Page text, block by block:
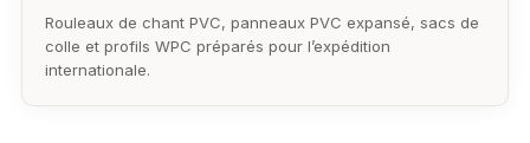
Rouleaux de chant PVC, panneaux PVC expansé, sacs de
colle et profils WPC préparés pour l’expédition
internationale.